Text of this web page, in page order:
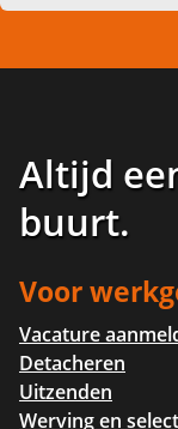
Altijd
buurt.
Voor
Vacature
Detacheren
Uitzenden
Werving en